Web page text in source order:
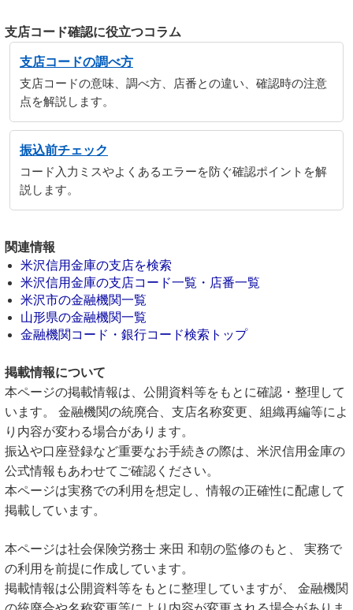
支店コード確認に役立つコラム
支店コードの調べ方
支店コードの意味、調べ方、店番との違い、確認時の注意
点を解説します。
振込前チェック
コード入力ミスやよくあるエラーを防ぐ確認ポイントを解
説します。
関連情報
米沢信用金庫の支店を検索
米沢信用金庫の支店コード一覧・店番一覧
米沢市の金融機関一覧
山形県の金融機関一覧
金融機関コード・銀行コード検索トップ
掲載情報について
本ページの掲載情報は、公開資料等をもとに確認・整理して
います。 金融機関の統廃合、支店名称変更、組織再編等によ
り内容が変わる場合があります。
振込や口座登録など重要なお手続きの際は、米沢信用金庫の
公式情報もあわせてご確認ください。
本ページは実務での利用を想定し、情報の正確性に配慮して
掲載しています。
本ページは社会保険労務士 来田 和朝の監修のもと、 実務で
の利用を前提に作成しています。
掲載情報は公開資料等をもとに整理していますが、 金融機関